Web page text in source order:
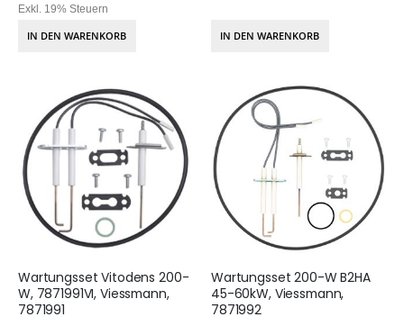
Exkl. 19% Steuern
IN DEN WARENKORB IN DEN WARENKORB
Wartungsset Vitodens 200-
W, 7871991VI, Viessmann,
7871991
Wartungsset 200-W B2HA
45-60kW, Viessmann,
7871992